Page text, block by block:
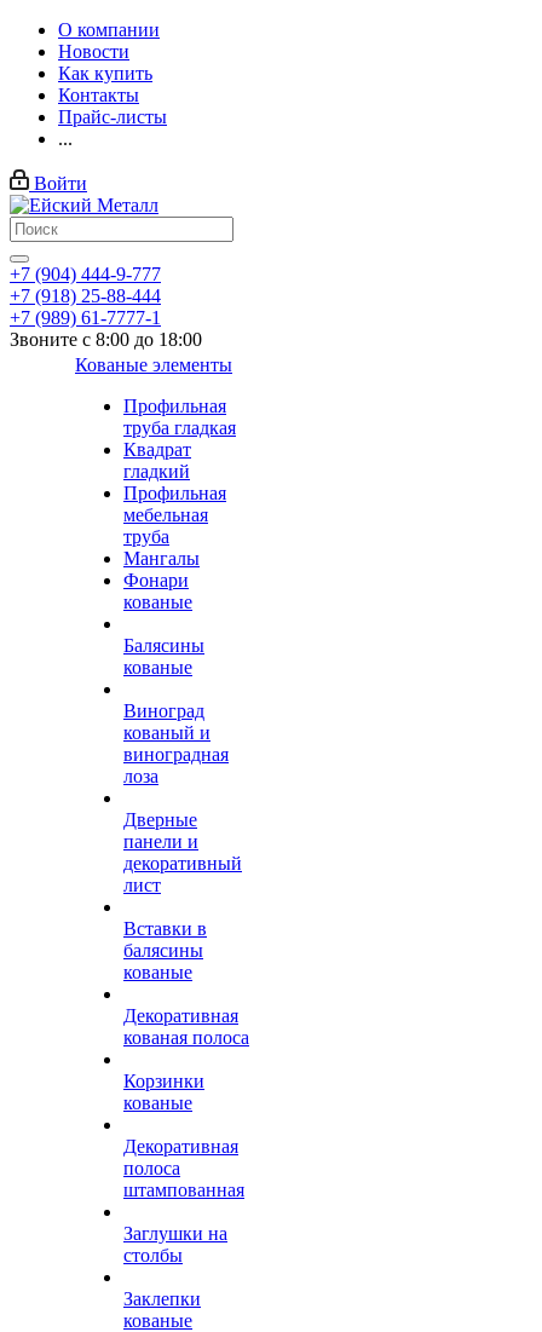
О компании
Новости
Как купить
Контакты
Прайс-листы
...
Войти
+7 (904) 444-9-777
+7 (918) 25-88-444
+7 (989) 61-7777-1
Звоните с 8:00 до 18:00
Кованые элементы
Профильная
труба гладкая
Квадрат
гладкий
Профильная
мебельная
труба
Мангалы
Фонари
кованые
Балясины
кованые
Виноград
кованый и
виноградная
лоза
Дверные
панели и
декоративный
лист
Вставки в
балясины
кованые
Декоративная
кованая полоса
Корзинки
кованые
Декоративная
полоса
штампованная
Заглушки на
столбы
Заклепки
кованые